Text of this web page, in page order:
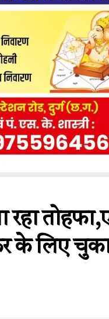
रहा
के लिए